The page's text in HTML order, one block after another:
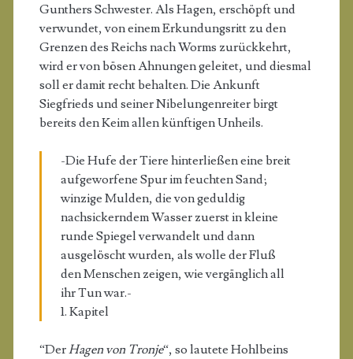
Gunthers Schwester. Als Hagen, erschöpft und
verwundet, von einem Erkundungsritt zu den
Grenzen des Reichs nach Worms zurückkehrt,
wird er von bösen Ahnungen geleitet, und diesmal
soll er damit recht behalten. Die Ankunft
Siegfrieds und seiner Nibelungenreiter birgt
bereits den Keim allen künftigen Unheils.
-Die Hufe der Tiere hinterließen eine breit
aufgeworfene Spur im feuchten Sand;
winzige Mulden, die von geduldig
nachsickerndem Wasser zuerst in kleine
runde Spiegel verwandelt und dann
ausgelöscht wurden, als wolle der Fluß
den Menschen zeigen, wie vergänglich all
ihr Tun war.-
1. Kapitel
“DerHagen von Tronje“, so lautete Hohlbeins